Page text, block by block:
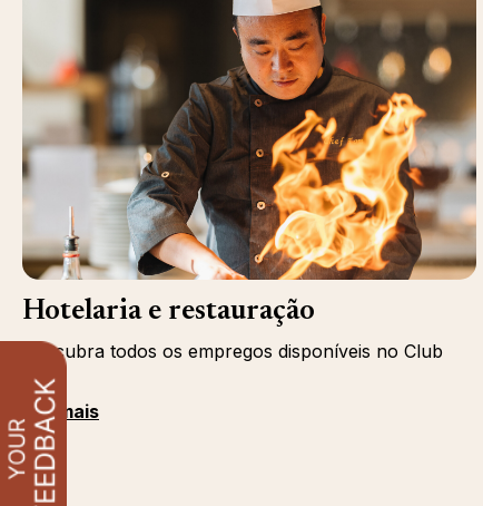
Hotelaria e restauração
Descubra todos os empregos disponíveis no Club
Med
Ver mais